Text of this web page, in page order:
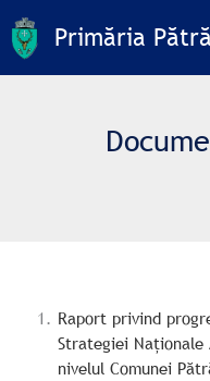
to
content
Primăria
Raport privind
Strategiei Naţionale
nivelul Comunei
a
u